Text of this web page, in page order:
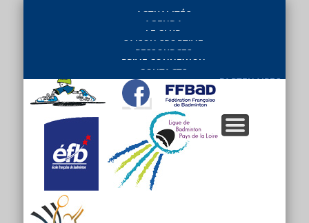
ACTUALITÉS
AGENDA
LE CLUB
SAISON SPORTIVE
RESSOURCES
PRIVE CONNEXION
CONTACTS
PARTENAIRES